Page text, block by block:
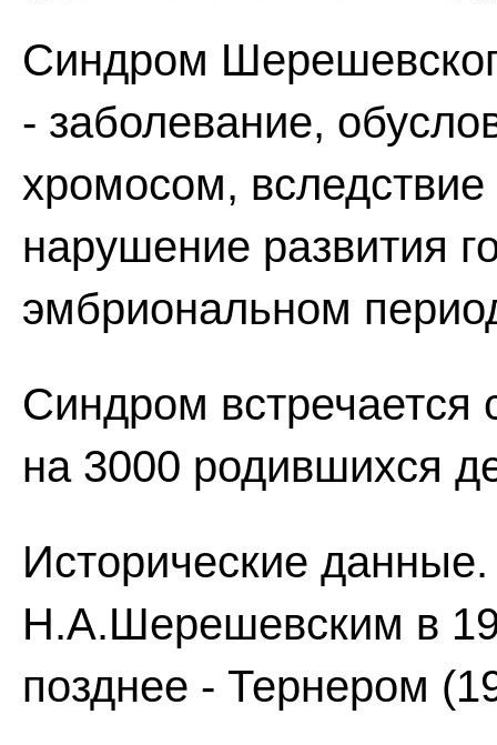
Синдром
- заболевание,
хромосом, вследствие
нарушение развития
эмбриональном
Синдром встречается
на 3000 родившихся
Исторические
Н.А.Шерешевским в
позднее - Тернером